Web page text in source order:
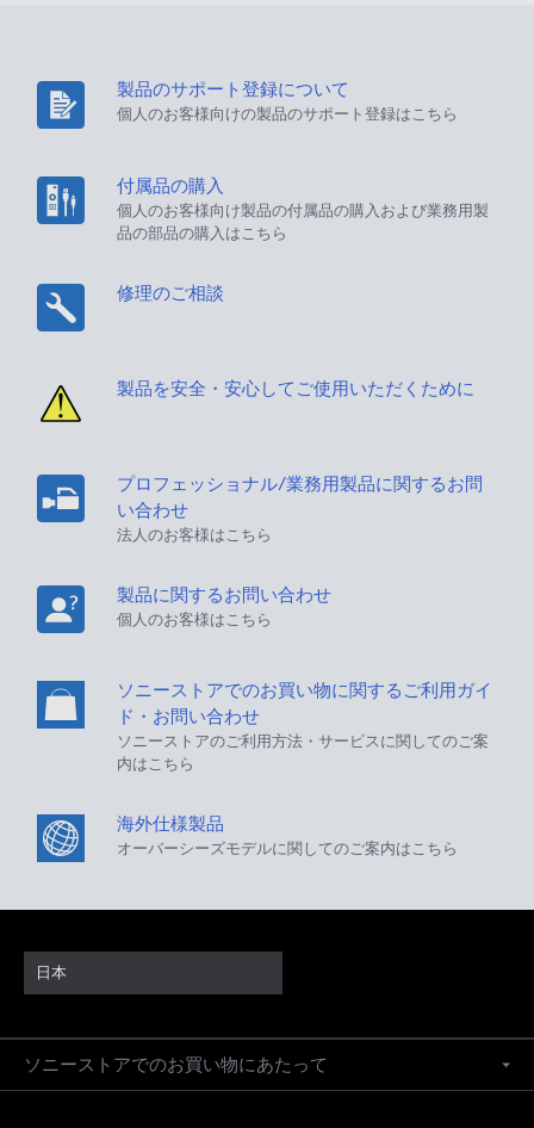
製品のサポート登録について
個人のお客様向けの製品のサポート登録はこちら
付属品の購入
個人のお客様向け製品の付属品の購入および業務用製
品の部品の購入はこちら
修理のご相談
製品を安全・安心してご使用いただくために
プロフェッショナル/業務用製品に関するお問
い合わせ
法人のお客様はこちら
製品に関するお問い合わせ
個人のお客様はこちら
ソニーストアでのお買い物に関するご利用ガイ
ド・お問い合わせ
ソニーストアのご利用方法・サービスに関してのご案
内はこちら
海外仕様製品
オーバーシーズモデルに関してのご案内はこちら
日本
ソニーストアでのお買い物にあたって